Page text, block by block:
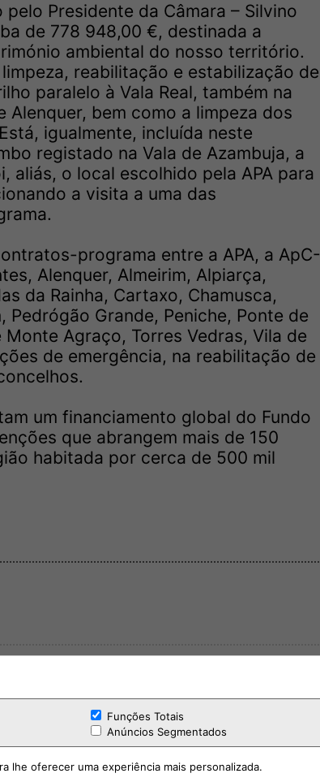
Presidente da Câmara – Silvino
de 778 948,00 €, destinada a
ambiental do nosso território.
reabilitação e estabilização de
paralelo à Vala Real, também na
bem como a limpeza dos
igualmente, incluída neste
registado na Vala de Azambuja, a
aliás, o local escolhido pela APA para
a visita a uma das
programa entre a APA, a ApC-
Alenquer, Almeirim, Alpiarça,
da Rainha, Cartaxo, Chamusca,
Grande, Peniche, Ponte de
Agraço, Torres Vedras, Vila de
de emergência, na reabilitação de
um financiamento global do Fundo
que abrangem mais de 150
habitada por cerca de 500 mil
Funções Totais
Anúncios Segmentados
lhe oferecer uma experiência mais personalizada.